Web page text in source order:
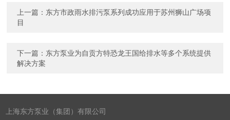
上一篇： 东方市政雨水排污泵系列成功应用于苏州狮山广场项
目
下一篇： 东方泵业为自贡方特恐龙王国给排水等多个系统提供
解决方案
上海东方泵业（集团）有限公司